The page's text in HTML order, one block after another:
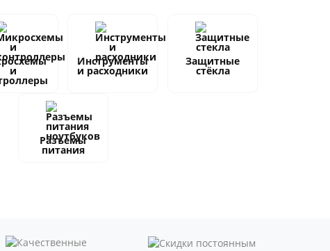
и
Инструменты
и расходники
Защитные
стёкла
Разъемы
питания